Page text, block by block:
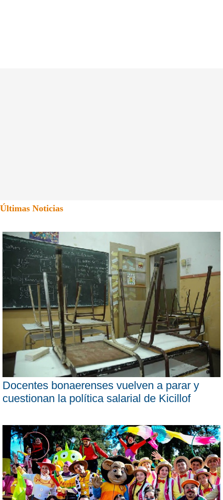
Últimas Noticias
Docentes bonaerenses vuelven a parar y
cuestionan la política salarial de Kicillof